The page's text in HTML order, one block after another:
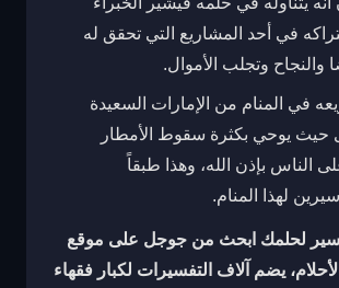
في أحد المشاريع التي تحقق له
والنجاح وتجلب الأموال.
في المنام من الإمارات السعيدة
حيث يوحي بكثرة سقوط الأمطار
الناس بإذن الله، وهذا طبقاً
لهذا المنام.
لحلمك ابحث من جوجل على موقع
يضم آلاف التفسيرات لكبار فقهاء